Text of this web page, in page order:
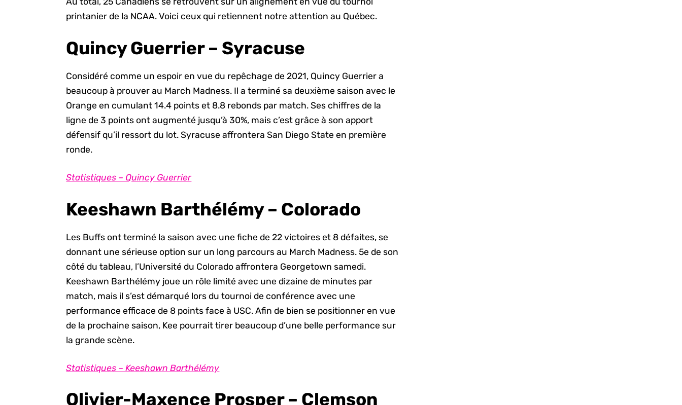
printanier de la NCAA. Voici ceux qui retiennent notre attention au Québec.
Quincy Guerrier – Syracuse
Considéré comme un espoir en vue du repêchage de 2021, Quincy Guerrier a
beaucoup à prouver au March Madness. Il a terminé sa deuxième saison avec le
Orange en cumulant 14.4 points et 8.8 rebonds par match. Ses chiffres de la
ligne de 3 points ont augmenté jusqu’à 30%, mais c’est grâce à son apport
défensif qu’il ressort du lot. Syracuse affrontera San Diego State en première
ronde.
Statistiques – Quincy Guerrier
Keeshawn Barthélémy – Colorado
Les Buffs ont terminé la saison avec une fiche de 22 victoires et 8 défaites, se
donnant une sérieuse option sur un long parcours au March Madness. 5e de son
côté du tableau, l’Université du Colorado affrontera Georgetown samedi.
Keeshawn Barthélémy joue un rôle limité avec une dizaine de minutes par
match, mais il s’est démarqué lors du tournoi de conférence avec une
performance efficace de 8 points face à USC. Afin de bien se positionner en vue
de la prochaine saison, Kee pourrait tirer beaucoup d’une belle performance sur
la grande scène.
Statistiques – Keeshawn Barthélémy
Olivier-Maxence Prosper – Clemson